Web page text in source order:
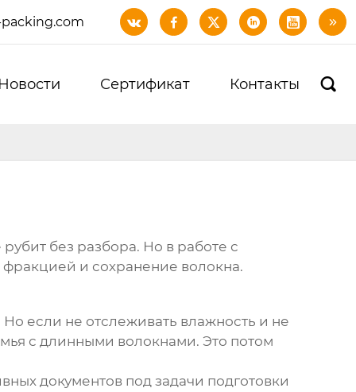
     
Сертификат Контакты 
без разбора. Но в работе с
и сохранение волокна.
если не отслеживать влажность и не
с длинными волокнами. Это потом
документов под задачи подготовки